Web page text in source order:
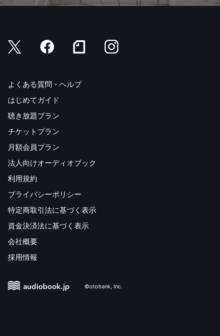
よくある質問・ヘルプ
はじめてガイド
聴き放題プラン
チケットプラン
月額会員プラン
法人向けオーディオブック
利用規約
プライバシーポリシー
特定商取引法に基づく表示
資金決済法に基づく表示
会社概要
採用情報
©otobank, Inc.